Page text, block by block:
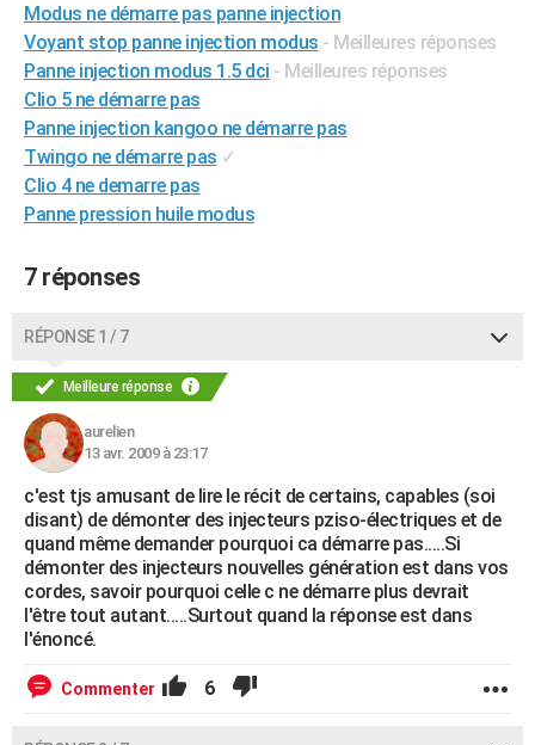
Destinations
City break
Voyage nature
Voyage de noces
Forum
Climat
+PHOTO
GUIDES D'ACHAT
BONS PLANS
CARTE DE VOEUX
Dictionnaire
Biographies
Citations
Expressions
Proverbes
PROGRAMME TV
COPAINS D'AVANT
S'inscrire
Se connecter
Lycées
Collèges
Primaires
Universités
Entreprises
Service militaire
Avis de recherche
AVIS DE DÉCÈS
FORUM
Bricolage
Lifestyle
Culture
Sport
Auto
Television
Voyage
Cinema
Modus ne démarre pas panne injection
Voyant stop panne injection modus - Meilleures réponses
Panne injection modus 1.5 dci - Meilleures réponses
Clio 5 ne démarre pas
Panne injection kangoo ne démarre pas
Twingo ne démarre pas ✓
Clio 4 ne demarre pas
Panne pression huile modus
7 réponses
RÉPONSE 1 / 7
Meilleure réponse
aurelien
13 avr. 2009 à 23:17
c'est tjs amusant de lire le récit de certains, capables (soi
disant) de démonter des injecteurs pziso-électriques et de
quand même demander pourquoi ca démarre pas.....Si
démonter des injecteurs nouvelles génération est dans vos
cordes, savoir pourquoi celle c ne démarre plus devrait
l'être tout autant.....Surtout quand la réponse est dans
l'énoncé.
Commenter 6